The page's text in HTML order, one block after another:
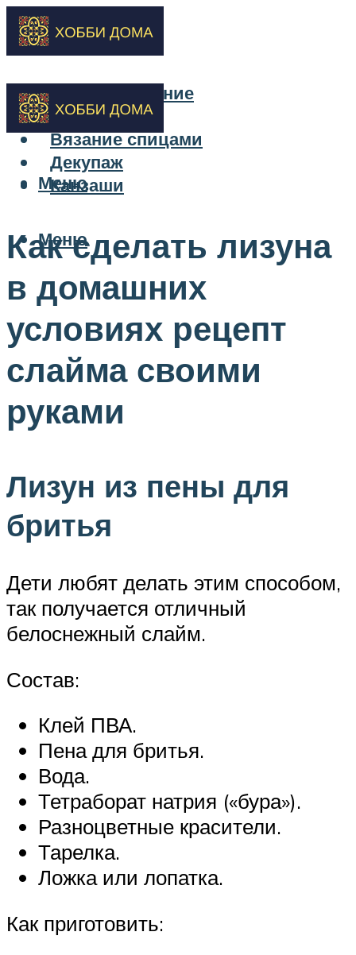
Бисероплетение
Вышивка
Вязание спицами
Декупаж
Канзаши
Меню
Меню
Как сделать лизуна
в домашних
условиях рецепт
слайма своими
руками
Лизун из пены для
бритья
Дети любят делать этим способом,
так получается отличный
белоснежный слайм.
Состав:
Клей ПВА.
Пена для бритья.
Вода.
Тетраборат натрия («бура»).
Разноцветные красители.
Тарелка.
Ложка или лопатка.
Как приготовить: